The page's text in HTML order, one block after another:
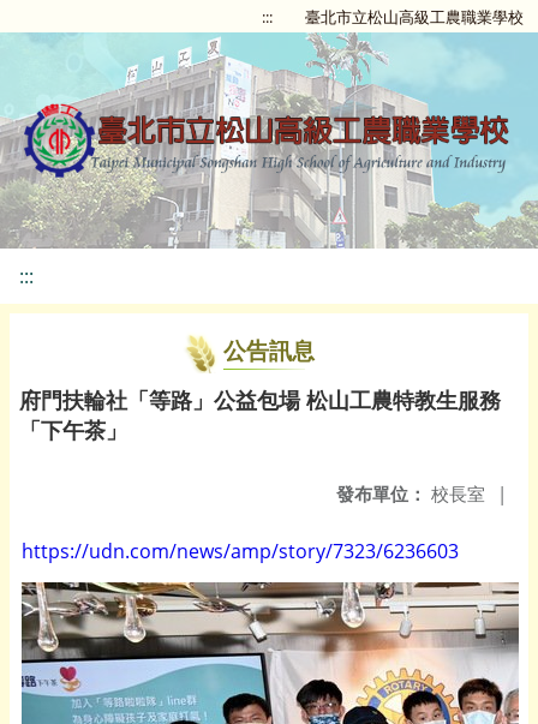
::: 臺北市立松山高級工農職業學校
:::
公告訊息
府門扶輪社「等路」公益包場 松山工農特教生服務
「下午茶」
發布單位： 校長室 |
https://udn.com/news/amp/story/7323/6236603